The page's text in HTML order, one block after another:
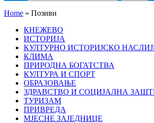
Home » Позиви
КНЕЖЕВО
ИСТОРИЈА
КУЛТУРНО ИСТОРИЈСКО
КЛИМА
ПРИРОДНА БОГАТСТВА
КУЛТУРА И СПОРТ
ОБРАЗОВАЊЕ
ЗДРАВСТВО И СОЦИЈАЛНА
ТУРИЗАМ
ПРИВРЕДА
МЈЕСНЕ ЗАЈЕДНИЦЕ